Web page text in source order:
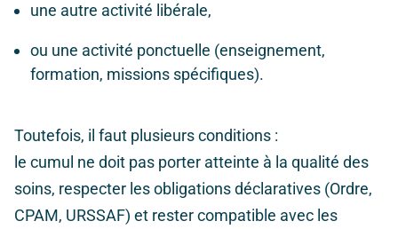
une autre activité libérale,
ou une activité ponctuelle (enseignement,
formation, missions spécifiques).
Toutefois, il faut plusieurs conditions :
le cumul ne doit pas porter atteinte à la qualité des
soins, respecter les obligations déclaratives (Ordre,
CPAM, URSSAF) et rester compatible avec les